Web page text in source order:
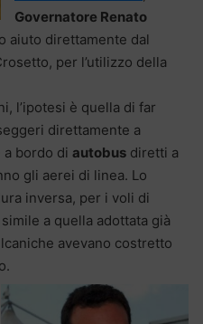
Governatore Renato
aiuto direttamente dal
per l’utilizzo della
l’ipotesi è quella di far
direttamente a
a bordo di autobus diretti a
gli aerei di linea. Lo
inversa, per i voli di
a quella adottata già
avevano costretto